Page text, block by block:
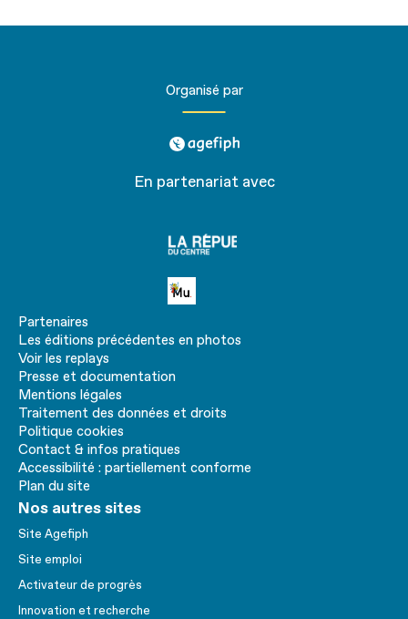
Organisé par
agefiph
En partenariat avec
république
Petite MU
Partenaires
Les éditions précédentes en photos
Voir les replays
Presse et documentation
Mentions légales
Traitement des données et droits
Politique cookies
Contact & infos pratiques
Accessibilité : partiellement conforme
Plan du site
Nos autres sites
Site Agefiph
Site emploi
Activateur de progrès
Innovation et recherche